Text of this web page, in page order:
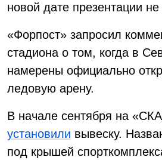
новой дате презентации
«Форпост» запросил
стадиона о том, когда в
намерены официально
ледовую арену.
В начале сентября на
установили вывеску.
под крышей